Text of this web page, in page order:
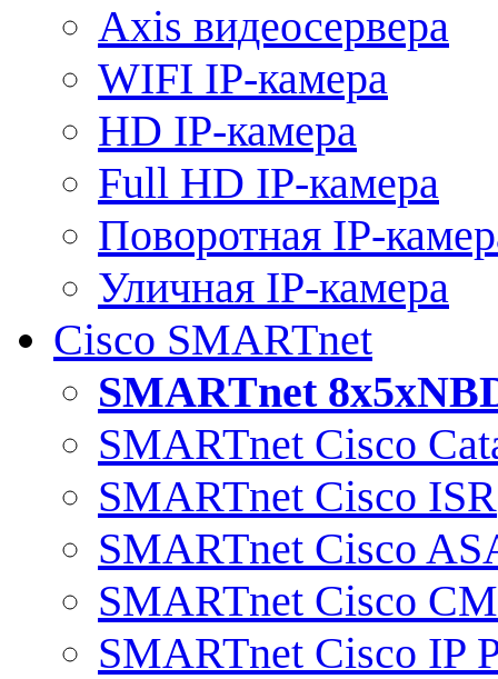
Axis видеосервера
WIFI IP-камера
HD IP-камера
Full HD IP-камера
Поворотная IP-
Уличная IP-камера
Cisco SMARTnet
SMARTnet
SMARTnet Cisco
SMARTnet Cisco ISR
SMARTnet Cisco
SMARTnet Cisco
SMARTnet Cisco IP